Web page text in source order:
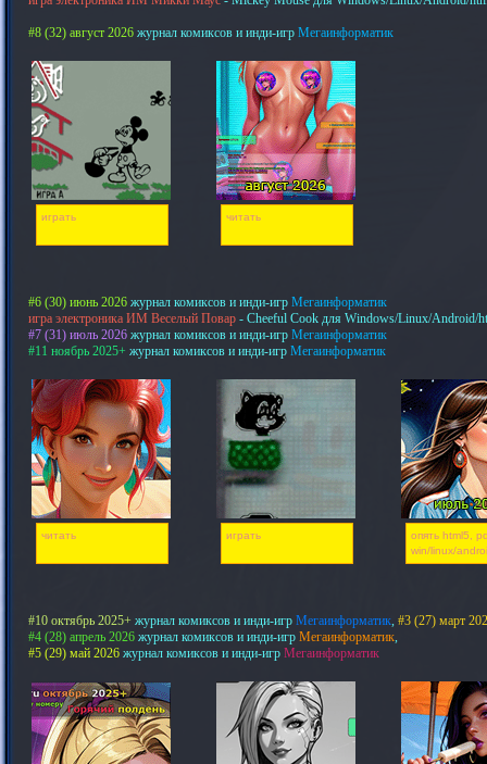
#8 (32) август 2026 журнал комиксов и инди-игр Мегаинформатик
играть читать
#6 (30) июнь 2026 журнал комиксов и инди-игр Мегаинформатик
игра электроника ИМ Веселый Повар - Cheeful Cook для Windows/Linux/Android/
#7 (31) июль 2026 журнал комиксов и инди-игр Мегаинформатик
#11 ноябрь 2025+ журнал комиксов и инди-игр Мегаинформатик
читать играть
опять html5,
win/linux/
#10 октябрь 2025+ журнал комиксов и инди-игр Мегаинформатик, #3 (27) март
#4 (28) апрель 2026 журнал комиксов и инди-игр Мегаинформатик,
#5 (29) май 2026 журнал комиксов и инди-игр Мегаинформатик